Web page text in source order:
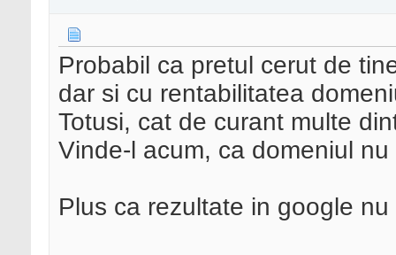
Probabil ca pretul cerut de
dar si cu rentabilitatea
Totusi, cat de curant multe
Vinde-l acum, ca domeniul
Plus ca rezultate in google